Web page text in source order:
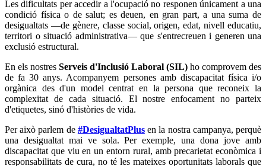
Les dificultats per accedir a l'ocupació no responen únicament a una
condició física o de salut; es deuen, en gran part, a una suma de
desigualtats —de gènere, classe social, origen, edat, nivell educatiu,
territori o situació administrativa— que s'entrecreuen i generen una
exclusió estructural.
En els nostres Serveis d'Inclusió Laboral (SIL) ho comprovem des
de fa 30 anys. Acompanyem persones amb discapacitat física i/o
orgànica des d'un model centrat en la persona que reconeix la
complexitat de cada situació. El nostre enfocament no parteix
d'etiquetes, sinó d'històries de vida.
Per això parlem de #DesigualtatPlusen la nostra campanya, perquè
una desigualtat mai ve sola. Per exemple, una dona jove amb
discapacitat que viu en un entorn rural, amb precarietat econòmica i
responsabilitats de cura, no té les mateixes oportunitats laborals que